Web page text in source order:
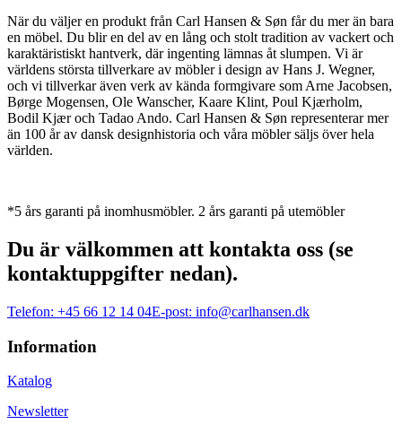
När du väljer en produkt från Carl Hansen & Søn får du mer än bara
en möbel. Du blir en del av en lång och stolt tradition av vackert och
karaktäristiskt hantverk, där ingenting lämnas åt slumpen. Vi är
världens största tillverkare av möbler i design av Hans J. Wegner,
och vi tillverkar även verk av kända formgivare som Arne Jacobsen,
Børge Mogensen, Ole Wanscher, Kaare Klint, Poul Kjærholm,
Bodil Kjær och Tadao Ando. Carl Hansen & Søn representerar mer
än 100 år av dansk designhistoria och våra möbler säljs över hela
världen.
*5 års garanti på inomhusmöbler. 2 års garanti på utemöbler
Du är välkommen att kontakta oss (se
kontaktuppgifter nedan).
Telefon: +45 66 12 14 04E-post: info@carlhansen.dk
Information
Katalog
Newsletter